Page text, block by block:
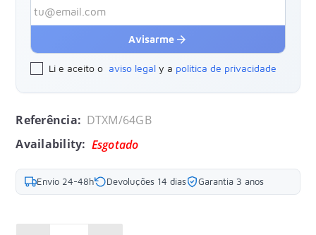
Referência: DTXM/64GB
Availability: Esgotado
Envio 24-48h Devoluções 14 dias Garantia 3 anos
Avisarme arrow_forward
Li e aceito o aviso legal y a política de privacidade